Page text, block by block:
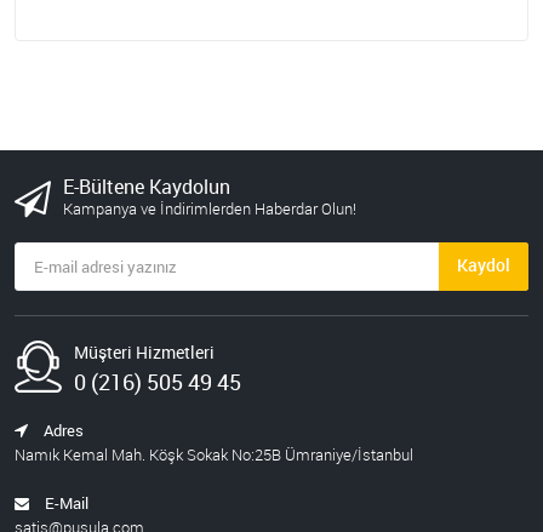
E-Bültene Kaydolun
Kampanya ve İndirimlerden Haberdar Olun!
Kaydol
Müşteri Hizmetleri
0 (216) 505 49 45
Adres
Namık Kemal Mah. Köşk Sokak No:25B Ümraniye/İstanbul
E-Mail
satis@pusula.com